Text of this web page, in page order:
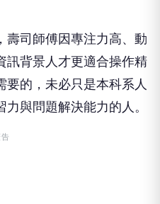
壽司師傅因專注力高、動
訊背景人才更適合操作精
要的，未必只是本科系人
與問題解決能力的人。